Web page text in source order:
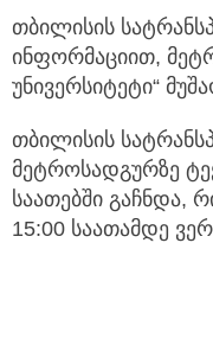
თბილისის
ინფორმაციით,
უნივერსიტეტი“
თბილისის
მეტროსადგურზე
საათებში გაჩნდა,
15:00 საათამდე